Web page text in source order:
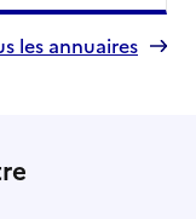
les annuaires